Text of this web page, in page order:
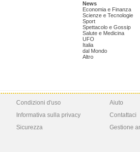
News
Economia e Finanza
Scienze e Tecnologie
Sport
Spettacolo e Gossip
Salute e Medicina
UFO
Italia
dal Mondo
Altro
Condizioni d'uso
Informativa sulla privacy
Sicurezza
Aiuto
Contattaci
Gestione